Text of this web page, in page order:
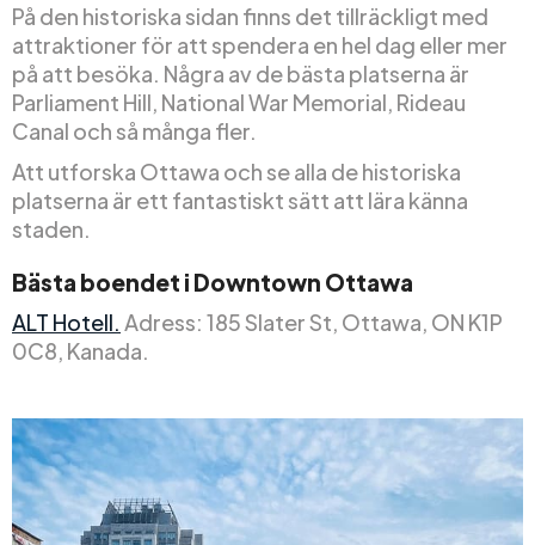
På den historiska sidan finns det tillräckligt med
attraktioner för att spendera en hel dag eller mer
på att besöka. Några av de bästa platserna är
Parliament Hill, National War Memorial, Rideau
Canal och så många fler.
Att utforska Ottawa och se alla de historiska
platserna är ett fantastiskt sätt att lära känna
staden.
Bästa boendet i Downtown Ottawa
ALT Hotell. Adress: 185 Slater St, Ottawa, ON K1P
0C8, Kanada.